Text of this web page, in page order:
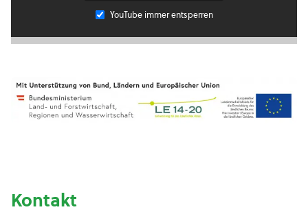
YouTube immer entsperren
Kontakt